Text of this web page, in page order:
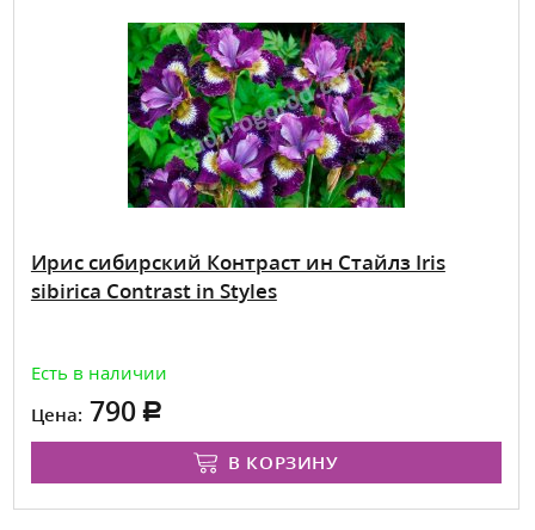
Ирис сибирский Контраст ин Стайлз Iris
sibirica Contrast in Styles
Есть в наличии
Цена: 790
В КОРЗИНУ